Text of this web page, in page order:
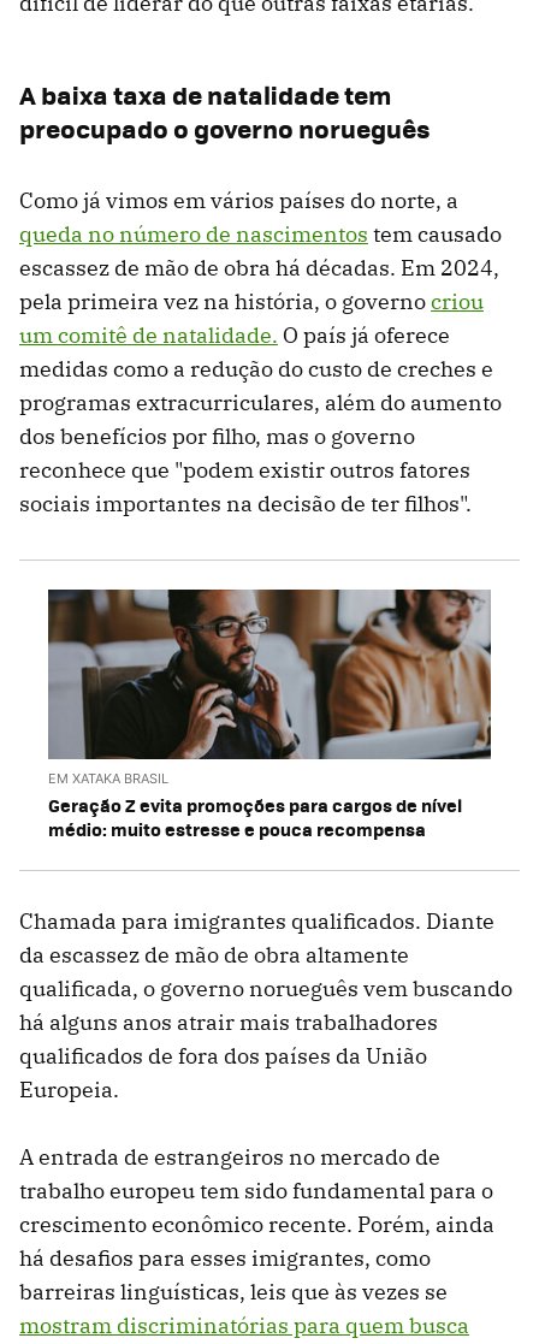
A baixa taxa de natalidade tem
preocupado o governo norueguês
Como já vimos em vários países do norte, a
queda no número de nascimentos tem causado
escassez de mão de obra há décadas. Em 2024,
pela primeira vez na história, o governocriou
um comitê de natalidade. O país já oferece
medidas como a redução do custo de creches e
programas extracurriculares, além do aumento
dos benefícios por filho, mas o governo
reconhece que "podem existir outros fatores
sociais importantes na decisão de ter filhos".
EM XATAKA BRASIL
Geração Z evita promoções para cargos de nível
médio: muito estresse e pouca recompensa
Chamada para imigrantes qualificados. Diante
da escassez de mão de obra altamente
qualificada, o governo norueguês vem buscando
há alguns anos atrair mais trabalhadores
qualificados de fora dos países da União
Europeia.
A entrada de estrangeiros no mercado de
trabalho europeu tem sido fundamental para o
crescimento econômico recente. Porém, ainda
há desafios para esses imigrantes, como
barreiras linguísticas, leis que às vezes se
mostram discriminatórias para quem busca